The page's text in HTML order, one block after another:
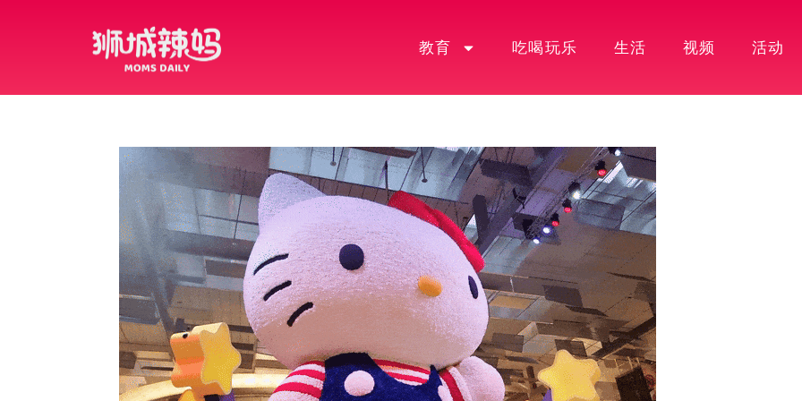
教育 吃喝玩乐 生活 视频 活动